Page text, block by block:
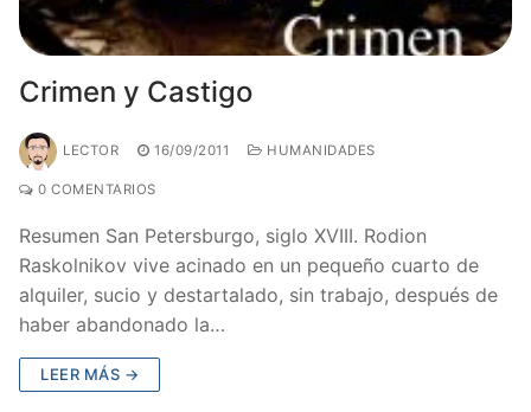
Crimen y Castigo
LECTOR 16/09/2011 HUMANIDADES
0 COMENTARIOS
Resumen San Petersburgo, siglo XVIII. Rodion
Raskolnikov vive acinado en un pequeño cuarto de
alquiler, sucio y destartalado, sin trabajo, después de
haber abandonado la…
LEER MÁS →